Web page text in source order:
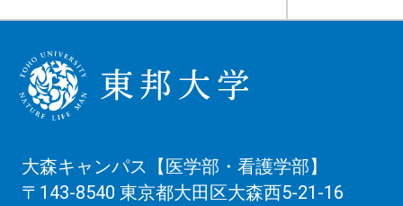
大森キャンパス【医学部・看護学部】
〒143-8540 東京都大田区大森西5-21-16